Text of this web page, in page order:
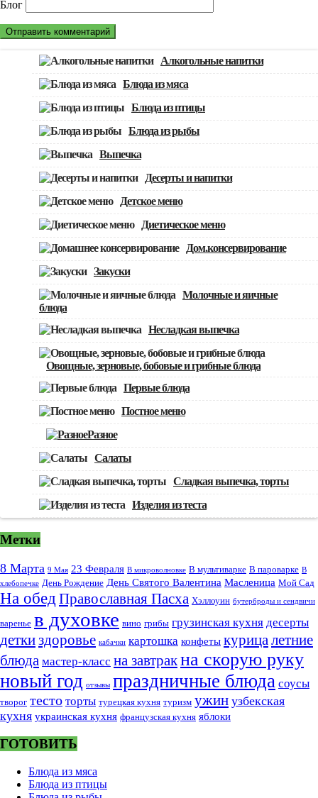
Блог
Алкогольные напитки
Блюда из мяса
Блюда из птицы
Блюда из рыбы
Выпечка
Десерты и напитки
Детское меню
Диетическое меню
Дом.консервирование
Закуски
Молочные и яичные
блюда
Несладкая выпечка
Овощные, зерновые, бобовые и грибные блюда
Первые блюда
Постное меню
Разное
Салаты
Сладкая выпечка, торты
Изделия из теста
Метки
8 Марта 9 Мая 23 Февраля В микроволновке В мультиварке В пароварке В
хлебопечке День Рождение День Святого Валентина Масленица Мой Сад
На обед Православная Пасха Хэллоуин бутерброды и сендвичи
варенье в духовке вино грибы грузинская кухня десерты
деткиздоровье кабачки картошка конфеты курица летние
блюда мастер-класс на завтракна скорую руку
новый год отзывы праздничные блюда соусы
творог тесто торты турецкая кухня туризм ужин узбекская
кухня украинская кухня французская кухня яблоки
ГОТОВИТЬ
Блюда из мяса
Блюда из птицы